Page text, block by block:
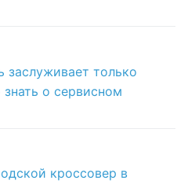
только
о сервисном
кроссовер в